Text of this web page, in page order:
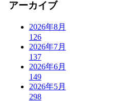
アーカイブ
2026年8月
126
2026年7月
137
2026年6月
149
2026年5月
298